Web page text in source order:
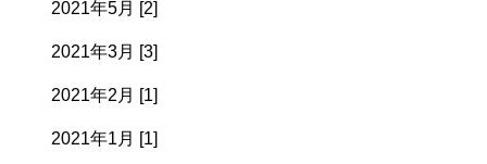
2021年5月 [2]
2021年3月 [3]
2021年2月 [1]
2021年1月 [1]